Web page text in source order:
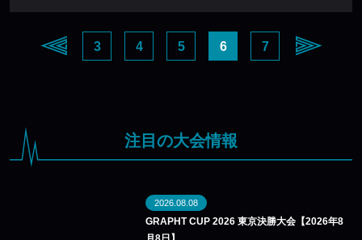
3 4 5 6 7
注目の大会情報
2026.08.08
GRAPHT CUP 2026 東京決勝大会【2026年8